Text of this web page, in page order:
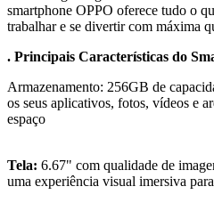
smartphone OPPO oferece tudo o
trabalhar e se divertir com máxima
. Principais Características do
Armazenamento: 256GB de
os seus aplicativos, fotos, vídeos e
espaço
Tela: 6.67" com qualidade de
uma experiência visual imersiva